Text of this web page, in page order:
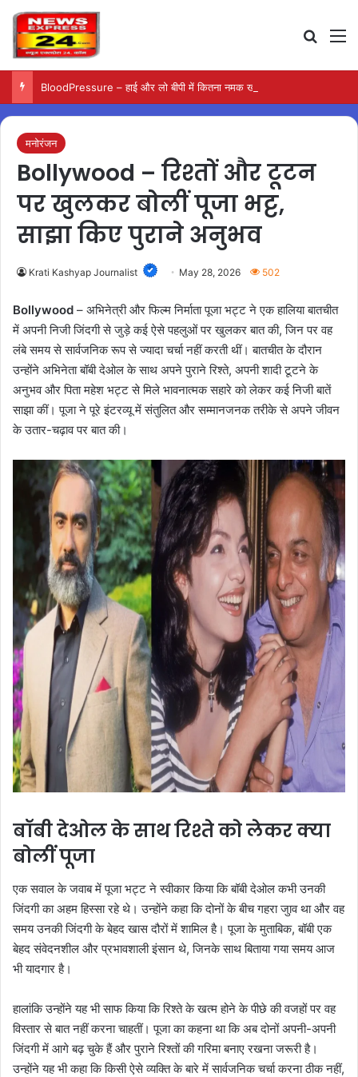
मनोरंजन
Bollywood – रिश्तों और टूटन
पर खुलकर बोलीं पूजा भट्ट,
साझा किए पुराने अनुभव
Krati Kashyap Journalist May 28, 2026 502
Bollywood – अभिनेत्री और फिल्म निर्माता पूजा भट्ट ने एक हालिया बातचीत
में अपनी निजी जिंदगी से जुड़े कई ऐसे पहलुओं पर खुलकर बात की, जिन पर वह
लंबे समय से सार्वजनिक रूप से ज्यादा चर्चा नहीं करती थीं। बातचीत के दौरान
उन्होंने अभिनेता बॉबी देओल के साथ अपने पुराने रिश्ते, अपनी शादी टूटने के
अनुभव और पिता महेश भट्ट से मिले भावनात्मक सहारे को लेकर कई निजी बातें
साझा कीं। पूजा ने पूरे इंटरव्यू में संतुलित और सम्मानजनक तरीके से अपने जीवन
के उतार-चढ़ाव पर बात की।
बॉबी देओल के साथ रिश्ते को लेकर क्या
बोलीं पूजा
एक सवाल के जवाब में पूजा भट्ट ने स्वीकार किया कि बॉबी देओल कभी उनकी
जिंदगी का अहम हिस्सा रहे थे। उन्होंने कहा कि दोनों के बीच गहरा जुाव था और वह
समय उनकी जिंदगी के बेहद खास दौरों में शामिल है। पूजा के मुताबिक, बॉबी एक
बेहद संवेदनशील और प्रभावशाली इंसान थे, जिनके साथ बिताया गया समय आज
भी यादगार है।
हालांकि उन्होंने यह भी साफ किया कि रिश्ते के खत्म होने के पीछे की वजहों पर वह
विस्तार से बात नहीं करना चाहतीं। पूजा का कहना था कि अब दोनों अपनी-अपनी
जिंदगी में आगे बढ़ चुके हैं और पुराने रिश्तों की गरिमा बनाए रखना जरूरी है।
उन्होंने यह भी कहा कि किसी ऐसे व्यक्ति के बारे में सार्वजनिक चर्चा करना ठीक नहीं,